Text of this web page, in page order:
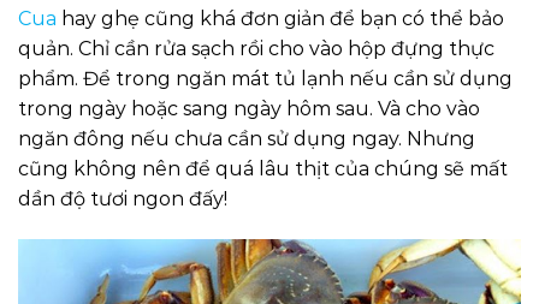
Cua hay ghẹ cũng khá đơn giản để bạn có thể bảo
quản. Chỉ cần rửa sạch rồi cho vào hộp đựng thực
phẩm. Để trong ngăn mát tủ lạnh nếu cần sử dụng
trong ngày hoặc sang ngày hôm sau. Và cho vào
ngăn đông nếu chưa cần sử dụng ngay. Nhưng
cũng không nên để quá lâu thịt của chúng sẽ mất
dần độ tươi ngon đấy!